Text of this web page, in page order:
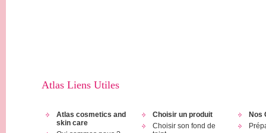
Atlas Liens Utiles
Atlas cosmetics and
skin care
Choisir un produit
Choisir son fond de
Nos